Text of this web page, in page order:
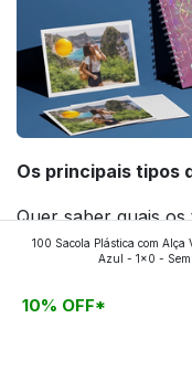
Os principais tipos
Quer saber quais os
aplicados nos
continue a leitura
100 Sacola Plástica com
Azul - 1x0 - Sem
10% OFF*